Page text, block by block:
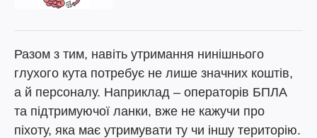
Разом з тим, навіть утримання нинішнього
глухого кута потребує не лише значних коштів,
а й персоналу. Наприклад – операторів БПЛА
та підтримуючої ланки, вже не кажучи про
піхоту, яка має утримувати ту чи іншу територію.